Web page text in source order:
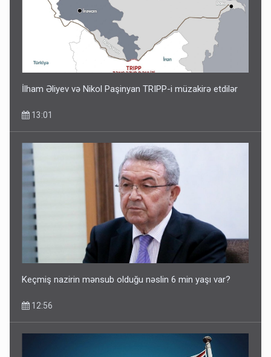
İlham Əliyev və Nikol Paşinyan TRIPP-i müzakirə etdilər
13:01
Keçmiş nazirin mənsub olduğu nəslin 6 min yaşı var?
12:56